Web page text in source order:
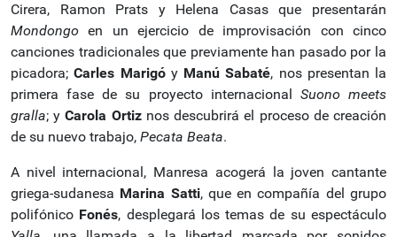
Cirera, Ramon Prats y Helena Casas que presentarán
Mondongo en un ejercicio de improvisación con cinco
canciones tradicionales que previamente han pasado por la
picadora;Carles Marigóy Manú Sabaté, nos presentan la
primera fase de su proyecto internacional Suono meets
gralla; yCarola Ortiz nos descubrirá el proceso de creación
de su nuevo trabajo, Pecata Beata.
A nivel internacional, Manresa acogerá la joven cantante
griega-sudanesa Marina Satti, que en compañía del grupo
polifónico Fonés, desplegará los temas de su espectáculo